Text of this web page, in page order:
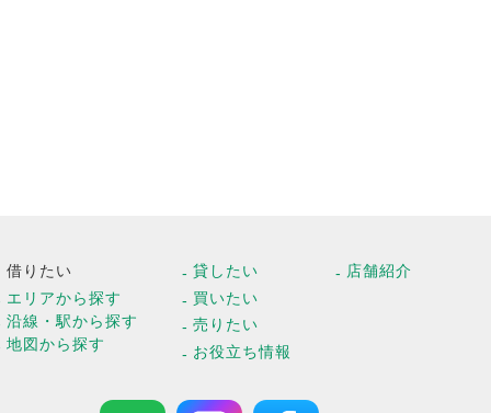
借りたい
エリアから探す
沿線・駅から探す
地図から探す
貸したい
買いたい
売りたい
お役立ち情報
店舗紹介